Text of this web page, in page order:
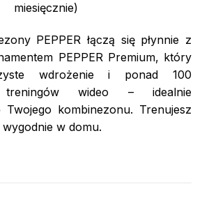
miesięcznie)
PEPPER łączą się płynnie z
PEPPER Premium, który
wdrożenie i ponad 100
treningów wideo – idealnie
kombinezonu. Trenujesz
w domu.